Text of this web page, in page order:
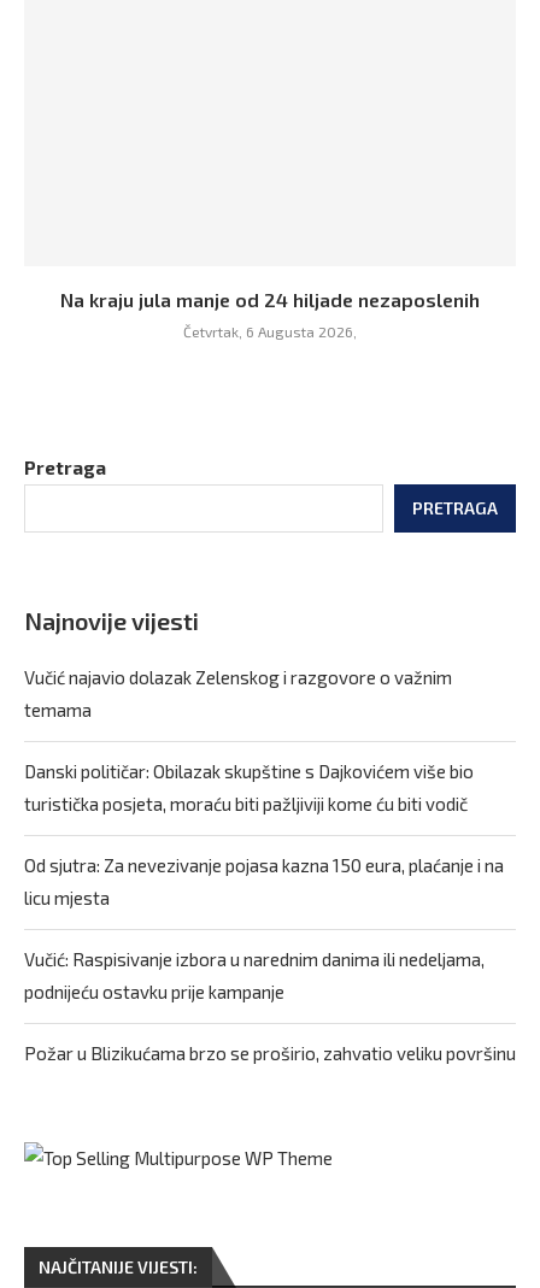
Na kraju jula manje od 24 hiljade nezaposlenih
Četvrtak, 6 Augusta 2026,
Pretraga
PRETRAGA
Najnovije vijesti
Vučić najavio dolazak Zelenskog i razgovore o važnim
temama
Danski političar: Obilazak skupštine s Dajkovićem više bio
turistička posjeta, moraću biti pažljiviji kome ću biti vodič
Od sjutra: Za nevezivanje pojasa kazna 150 eura, plaćanje i na
licu mjesta
Vučić: Raspisivanje izbora u narednim danima ili nedeljama,
podnijeću ostavku prije kampanje
Požar u Blizikućama brzo se proširio, zahvatio veliku površinu
NAJČITANIJE VIJESTI: